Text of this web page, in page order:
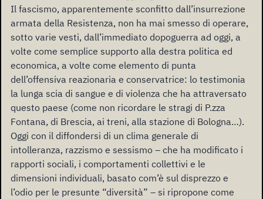
Il fascismo, apparentemente sconfitto dall’insurrezione
armata della Resistenza, non ha mai smesso di operare,
sotto varie vesti, dall’immediato dopoguerra ad oggi, a
volte come semplice supporto alla destra politica ed
economica, a volte come elemento di punta
dell’offensiva reazionaria e conservatrice: lo testimonia
la lunga scia di sangue e di violenza che ha attraversato
questo paese (come non ricordare le stragi di P.zza
Fontana, di Brescia, ai treni, alla stazione di Bologna…).
Oggi con il diffondersi di un clima generale di
intolleranza, razzismo e sessismo – che ha modificato i
rapporti sociali, i comportamenti collettivi e le
dimensioni individuali, basato com’è sul disprezzo e
l’odio per le presunte “diversità” – si ripropone come